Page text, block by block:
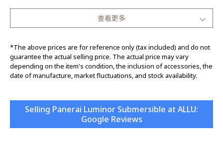
查看更多
*The above prices are for reference only (tax included) and do not
guarantee the actual selling price. The actual price may vary
depending on the item's condition, the inclusion of accessories, the
date of manufacture, market fluctuations, and stock availability.
Selling Panerai Luminor Submersible at ALLU:
Google Reviews